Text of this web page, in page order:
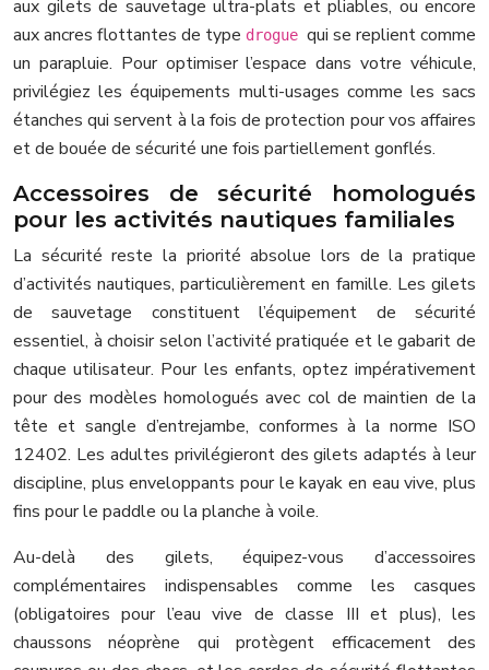
aux gilets de sauvetage ultra-plats et pliables, ou encore
aux ancres flottantes de type drogue qui se replient comme
un parapluie. Pour optimiser l’espace dans votre véhicule,
privilégiez les équipements multi-usages comme les sacs
étanches qui servent à la fois de protection pour vos affaires
et de bouée de sécurité une fois partiellement gonflés.
Accessoires de sécurité homologués
pour les activités nautiques familiales
La sécurité reste la priorité absolue lors de la pratique
d’activités nautiques, particulièrement en famille. Les gilets
de sauvetage constituent l’équipement de sécurité
essentiel, à choisir selon l’activité pratiquée et le gabarit de
chaque utilisateur. Pour les enfants, optez impérativement
pour des modèles homologués avec col de maintien de la
tête et sangle d’entrejambe, conformes à la norme ISO
12402. Les adultes privilégieront des gilets adaptés à leur
discipline, plus enveloppants pour le kayak en eau vive, plus
fins pour le paddle ou la planche à voile.
Au-delà des gilets, équipez-vous d’accessoires
complémentaires indispensables comme les casques
(obligatoires pour l’eau vive de classe III et plus), les
chaussons néoprène qui protègent efficacement des